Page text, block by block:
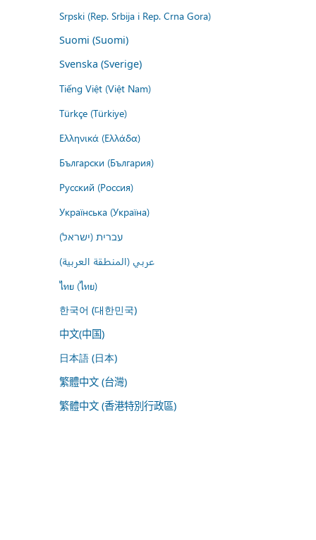
Srpski (Rep. Srbija i Rep. Crna Gora)
Suomi (Suomi)
Svenska (Sverige)
Tiếng Việt (Việt Nam)
Türkçe (Türkiye)
Ελληνικά (Ελλάδα)
Български (България)
Русский (Россия)
Українська (Україна)
עברית (ישראל)
عربي (المنطقة العربية)
ไทย (ไทย)
한국어 (대한민국)
中文(中国)
日本語 (日本)
繁體中文 (台灣)
繁體中文 (香港特別行政區)